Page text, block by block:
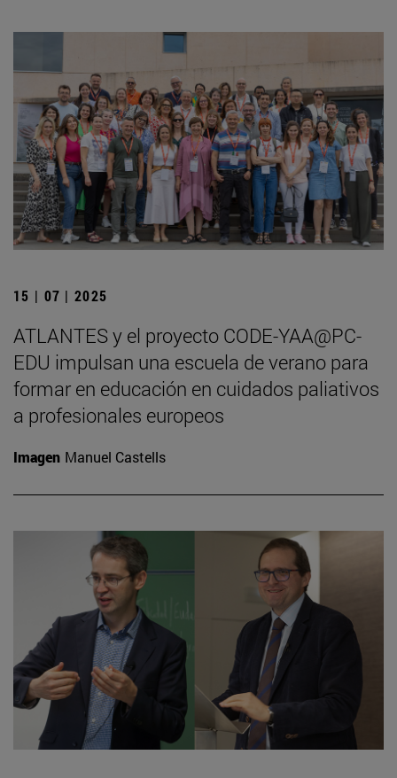
15 | 07 | 2025
ATLANTES y el proyecto CODE-YAA@PC-
EDU impulsan una escuela de verano para
formar en educación en cuidados paliativos
a profesionales europeos
Imagen Manuel Castells